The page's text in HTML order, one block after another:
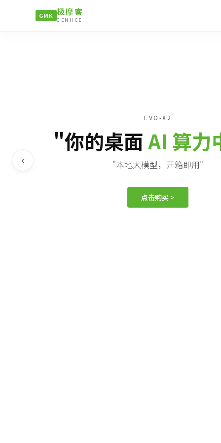
GMK 极摩客
GENIICE
EVO-X2
"你的桌面AI 算力
"本地大模型，开箱即用"
点击购买 >
‹